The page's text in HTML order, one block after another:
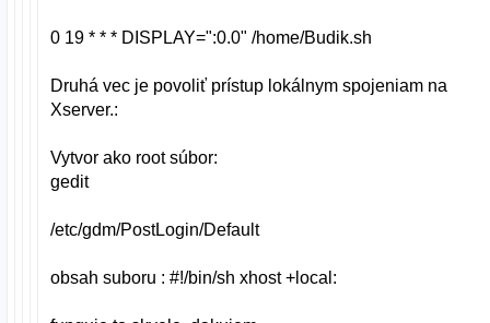
0 19 * * * DISPLAY=":0.0" /home/Budik.sh
Druhá vec je povoliť prístup lokálnym spojeniam na
Xserver.:
Vytvor ako root súbor:
gedit
/etc/gdm/PostLogin/Default
obsah suboru : #!/bin/sh xhost +local: